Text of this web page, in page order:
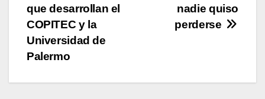
nadie quiso
perderse
que desarrollan el
COPITEC y la
Universidad de
Palermo